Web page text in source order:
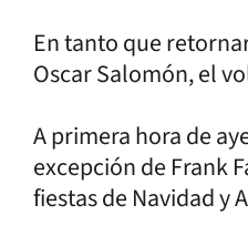
En tanto que
Oscar Salomón, el
A primera hora de
excepción de Frank
fiestas de Navidad y